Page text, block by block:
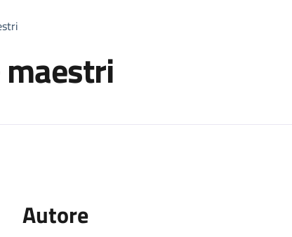
maestri
Autore